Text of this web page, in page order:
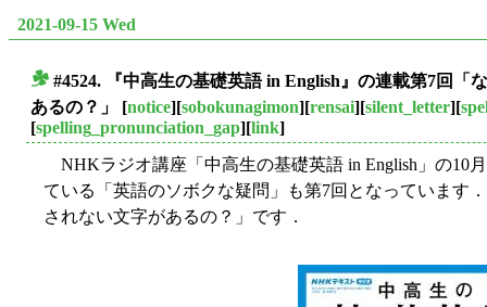
2021-09-15 Wed
#4524. 『中高生の基礎英語 in English』の連載第7回「
あるの？」
[notice][sobokunagimon][rensai][silent_letter][
[spelling_pronunciation_gap][link]
NHKラジオ講座「中高生の基礎英語 in English」の10
ている「英語のソボクな疑問」も第7回となっています
されない文字があるの？」です．